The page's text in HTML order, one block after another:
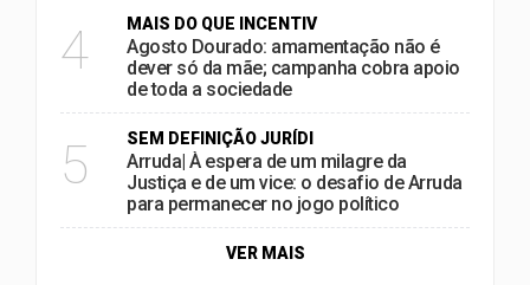
4 MAIS DO QUE INCENTIV
Agosto Dourado: amamentação não é
dever só da mãe; campanha cobra apoio
de toda a sociedade
5 SEM DEFINIÇÃO JURÍDI
Arruda| À espera de um milagre da
Justiça e de um vice: o desafio de Arruda
para permanecer no jogo político
VER MAIS